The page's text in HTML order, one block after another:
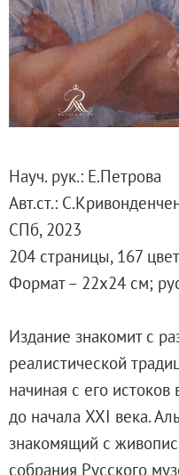
Русское
Русское
Будущие
Выездные
Садко
Архив выставок
Степан
Архип
Русская
Фёдор
Посетителям
Справочная
Адреса и часы
О билетах,
Правила
Науч. рук.: Е.Петрова
Авт.ст.:
СПб, 2023
204 страницы, 167
Формат – 22х24 см;
Издание знакомит c
реалистической
начиная с его
до начала XXI века.
знакомящий с
собрания Русского